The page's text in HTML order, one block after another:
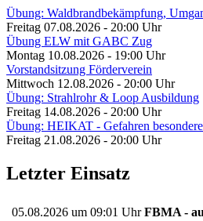
Übung: Waldbrandbekämpfung,
Freitag 07.08.2026 - 20:00 Uhr
Übung ELW mit GABC Zug
Montag 10.08.2026 - 19:00 Uhr
Vorstandsitzung Förderverein
Mittwoch 12.08.2026 - 20:00 Uhr
Übung: Strahlrohr & Loop Ausbildung
Freitag 14.08.2026 - 20:00 Uhr
Übung: HEIKAT - Gefahren
Freitag 21.08.2026 - 20:00 Uhr
Letzter Einsatz
05.08.2026 um 09:01 UhrFBMA -